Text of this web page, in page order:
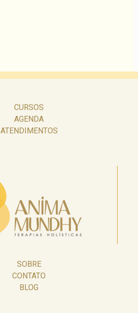
CURSOS
AGENDA
ATENDIMENTOS
SOBRE
CONTATO
BLOG